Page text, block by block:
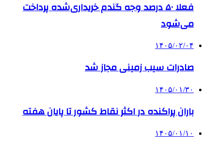
فعلا ۵۰ درصد وجه گندم خریداری‌شده پرداخت
می‌شود
۱۴۰۵/۰۲/۰۴
صادرات سیب زمینی مجاز شد
۱۴۰۵/۰۱/۳۰
باران پراکنده در اکثر نقاط کشور تا پایان هفته
۱۴۰۵/۰۱/۱۰